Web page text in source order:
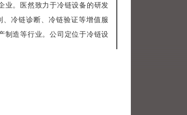
业。医然致力于冷链设备的研发
冷链诊断、冷链验证等增值服
制造等行业。公司定位于冷链设